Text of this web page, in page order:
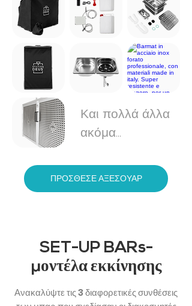
Και πολλά άλλα
ακόμα...
ΠΡΟΣΘΕΣΕ ΑΞΕΣΟΥΑР
SET-UP BARs-
μοντέλα εκκίνησης
Ανακαλύψτε τις 3 διαφορετικές συνθέσεις